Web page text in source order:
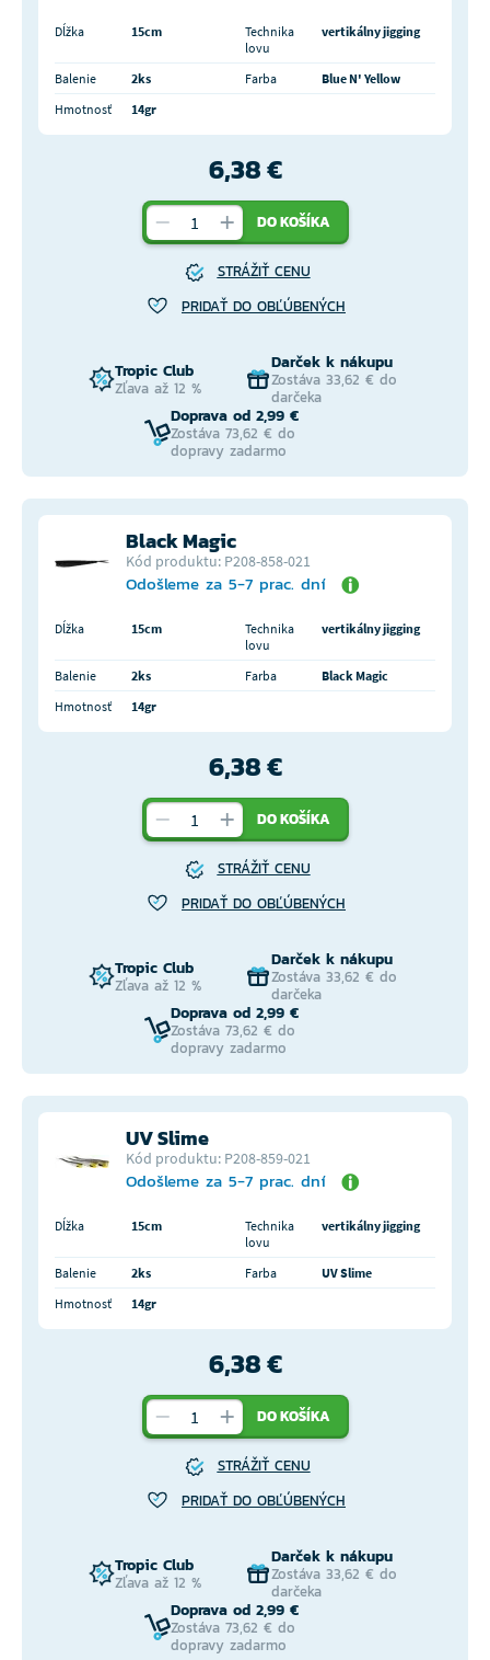
Dĺžka 15cm
Technika
lovu
vertikálny jigging
Balenie 2ks Farba
Blue N' Yellow
Hmotnosť
14gr
6,38 €
DO KOŠÍKA
STRÁŽIŤ CENU
PRIDAŤ DO OBĽÚBENÝCH
Tropic Club
Zľava až 12 %
Darček k nákupu
Zostáva 33,62 € do
darčeka
Doprava od 2,99 €
Zostáva 73,62 € do
dopravy zadarmo
Black Magic
Kód produktu: P208-858-021
Odošleme za 5-7 prac. dní
Dĺžka 15cm
Technika
lovu
vertikálny jigging
Balenie 2ks Farba
Black Magic
Hmotnosť
14gr
6,38 €
DO KOŠÍKA
STRÁŽIŤ CENU
PRIDAŤ DO OBĽÚBENÝCH
Tropic Club
Zľava až 12 %
Darček k nákupu
Zostáva 33,62 € do
darčeka
Doprava od 2,99 €
Zostáva 73,62 € do
dopravy zadarmo
UV Slime
Kód produktu: P208-859-021
Odošleme za 5-7 prac. dní
Dĺžka 15cm
Technika
lovu
vertikálny jigging
Balenie 2ks Farba
UV Slime
Hmotnosť
14gr
6,38 €
DO KOŠÍKA
STRÁŽIŤ CENU
PRIDAŤ DO OBĽÚBENÝCH
Tropic Club
Zľava až 12 %
Darček k nákupu
Zostáva 33,62 € do
darčeka
Doprava od 2,99 €
Zostáva 73,62 € do
dopravy zadarmo